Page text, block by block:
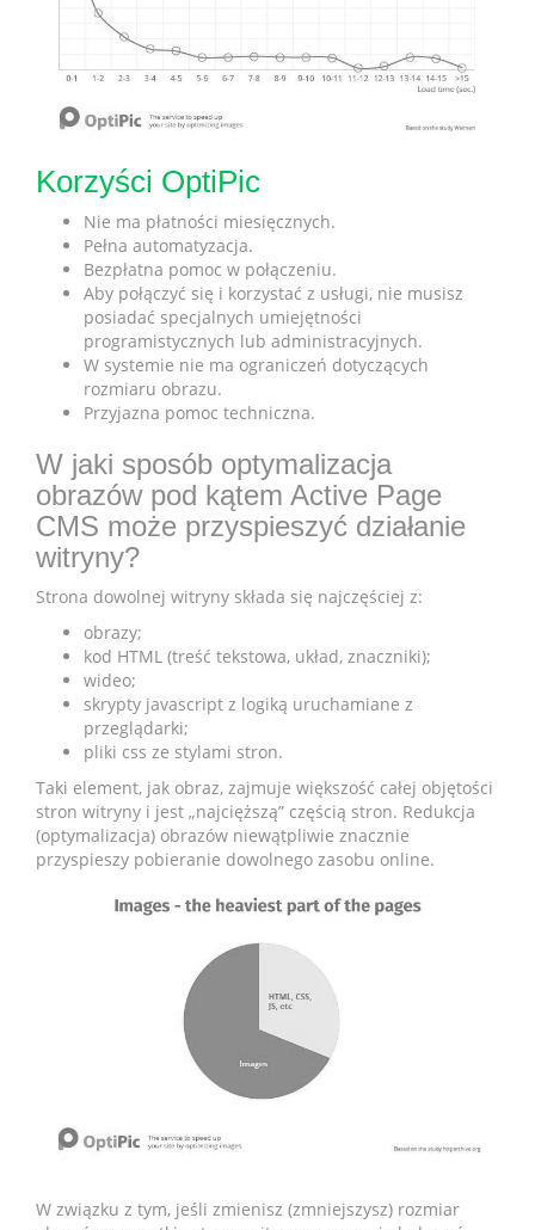
Korzyści OptiPic
Nie ma płatności miesięcznych.
Pełna automatyzacja.
Bezpłatna pomoc w połączeniu.
Aby połączyć się i korzystać z usługi, nie musisz
posiadać specjalnych umiejętności
programistycznych lub administracyjnych.
W systemie nie ma ograniczeń dotyczących
rozmiaru obrazu.
Przyjazna pomoc techniczna.
W jaki sposób optymalizacja
obrazów pod kątem Active Page
CMS może przyspieszyć działanie
witryny?
Strona dowolnej witryny składa się najczęściej z:
obrazy;
kod HTML (treść tekstowa, układ, znaczniki);
wideo;
skrypty javascript z logiką uruchamiane z
przeglądarki;
pliki css ze stylami stron.
Taki element, jak obraz, zajmuje większość całej objętości
stron witryny i jest „najcięższą” częścią stron. Redukcja
(optymalizacja) obrazów niewątpliwie znacznie
przyspieszy pobieranie dowolnego zasobu online.
W związku z tym, jeśli zmienisz (zmniejszysz) rozmiar